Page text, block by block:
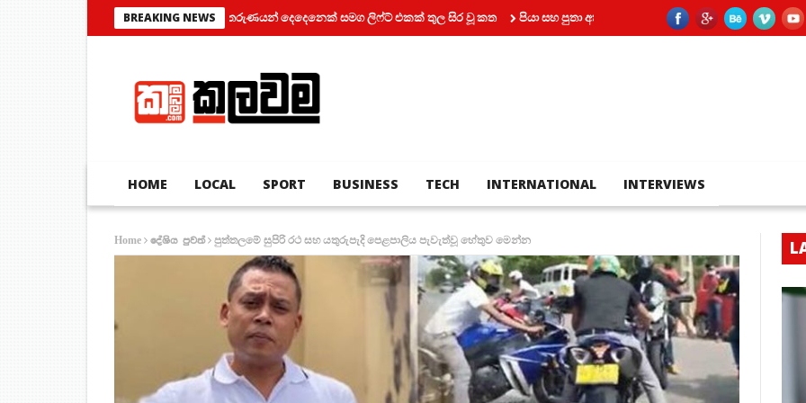
BREAKING NEWSතරුණයන් දෙදෙනෙක් සමග ලිෆ්ට් එකක් තුල සිර වූ කත පියා සහ පුතා අතර බහින්බස්වීම මරණයකින් කෙළවර වෙයි
HOME LOCAL SPORT BUSINESS TECH INTERNATIONAL INTERVIEWS
Home දේශිය පුවත් පුත්තලමේ සුපිරි රථ සහ යතුරුපැදි පෙළපාලිය පැවැත්වූ හේතුව මෙන්න